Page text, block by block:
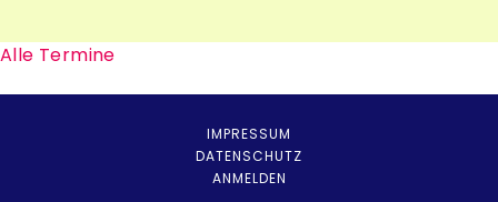
Alle Termine
IMPRESSUM
DATENSCHUTZ
ANMELDEN